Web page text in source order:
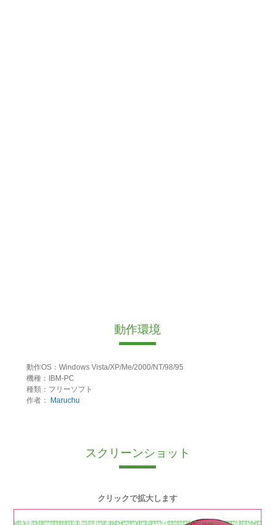
動作環境
動作OS：Windows Vista/XP/Me/2000/NT/98/95
機種：IBM-PC
種類：フリーソフト
作者：
Maruchu
スクリーンショット
クリックで拡大します